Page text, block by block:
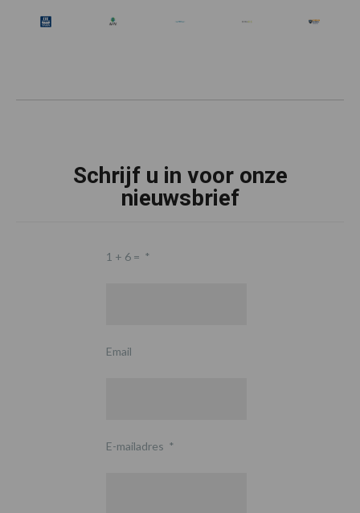
Schrijf u in voor onze
nieuwsbrief
1 + 6 = *
Email
E-mailadres *